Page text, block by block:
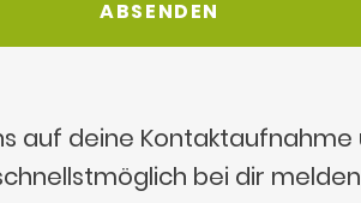
auf deine Kontaktaufnahme
bei dir